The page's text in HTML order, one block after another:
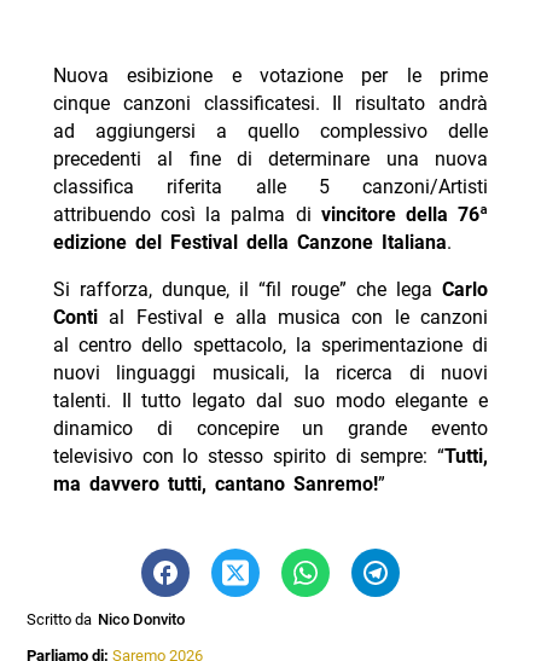
Nuova esibizione e votazione per le prime
cinque canzoni classificatesi. Il risultato andrà
ad aggiungersi a quello complessivo delle
precedenti al fine di determinare una nuova
classifica riferita alle 5 canzoni/Artisti
attribuendo così la palma di vincitore della 76ª
edizione del Festival della Canzone Italiana.
Si rafforza, dunque, il “fil rouge” che legaCarlo
Contial Festival e alla musica con le canzoni
al centro dello spettacolo, la sperimentazione di
nuovi linguaggi musicali, la ricerca di nuovi
talenti. Il tutto legato dal suo modo elegante e
dinamico di concepire un grande evento
televisivo con lo stesso spirito di sempre: “Tutti,
ma davvero tutti, cantano Sanremo!”
Scritto da Nico Donvito
Parliamo di:Saremo 2026